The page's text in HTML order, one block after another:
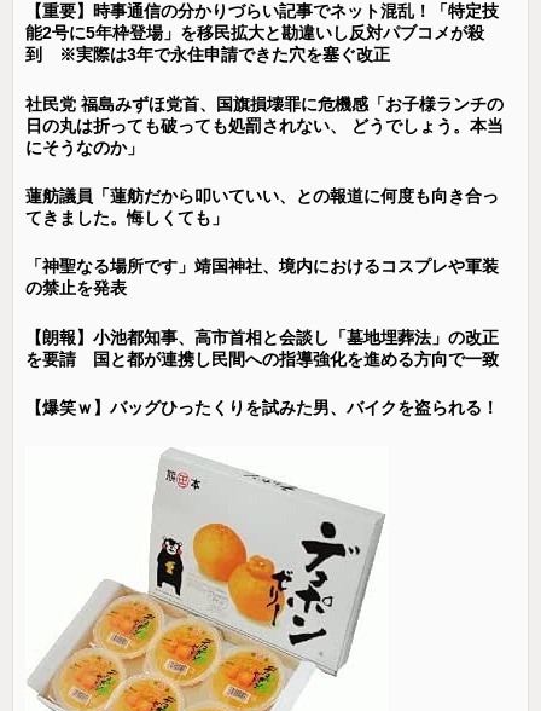
【重要】時事通信の分かりづらい記事でネット混乱！「特定技
能2号に5年枠登場」を移民拡大と勘違いし反対パブコメが殺
到 ※実際は3年で永住申請できた穴を塞ぐ改正
社民党 福島みずほ党首、国旗損壊罪に危機感「お子様ランチの
日の丸は折っても破っても処罰されない、 どうでしょう。本当
にそうなのか」
蓮舫議員「蓮舫だから叩いていい、との報道に何度も向き合っ
てきました。悔しくても」
「神聖なる場所です」靖国神社、境内におけるコスプレや軍装
の禁止を発表
【朗報】小池都知事、高市首相と会談し「墓地埋葬法」の改正
を要請 国と都が連携し民間への指導強化を進める方向で一致
【爆笑ｗ】バッグひったくりを試みた男、バイクを盗られる！